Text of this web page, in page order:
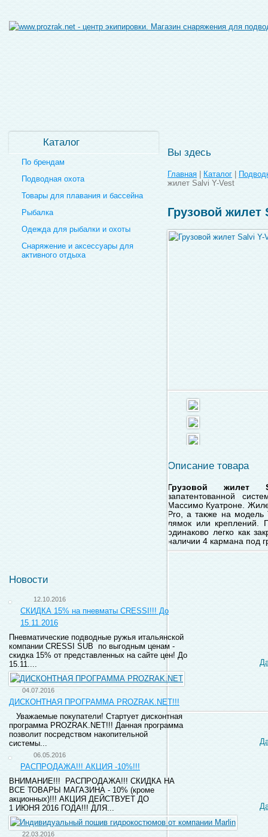
Каталог
По брендам
Подводная охота
Товары для плавания и бассейна
Рыбалка
Одежда для рыбалки и охоты
Снаряжение и аксессуары для
активного отдыха
Вы здесь
Главная Каталог
жилет Salvi Y-Vest
Грузовой жилет
Описание товара
Грузовой жилет
запатентованной
Массимо Куатроне.
Pro, а также на модель
лямок или креплений.
одинаково легко как
наличии 4 кармана под
Новости
12.10.2016
СКИДКА 15% на пневматы CRESSI!!! До
15.11.2016
Пневматические подводные ружья итальянской
компании CRESSI SUB по выгодным ценам -
скидка 15% от представленных на сайте цен! До
15.11....
04.07.2016
ДИСКОНТНАЯ ПРОГРАММА PROZRAK.NET!!!
Уважаемые покупатели! Стартует дисконтная
программа PROZRAK.NET!!! Данная программа
позволит посредством накопительной
системы...
06.05.2016
РАСПРОДАЖА!!! АКЦИЯ -10%!!!
ВНИМАНИЕ!!! РАСПРОДАЖА!!! СКИДКА НА
ВСЕ ТОВАРЫ МАГАЗИНА - 10% (кроме
акционных)!!! АКЦИЯ ДЕЙСТВУЕТ ДО
1 ИЮНЯ 2016 ГОДА!!! ДЛЯ...
22.03.2016